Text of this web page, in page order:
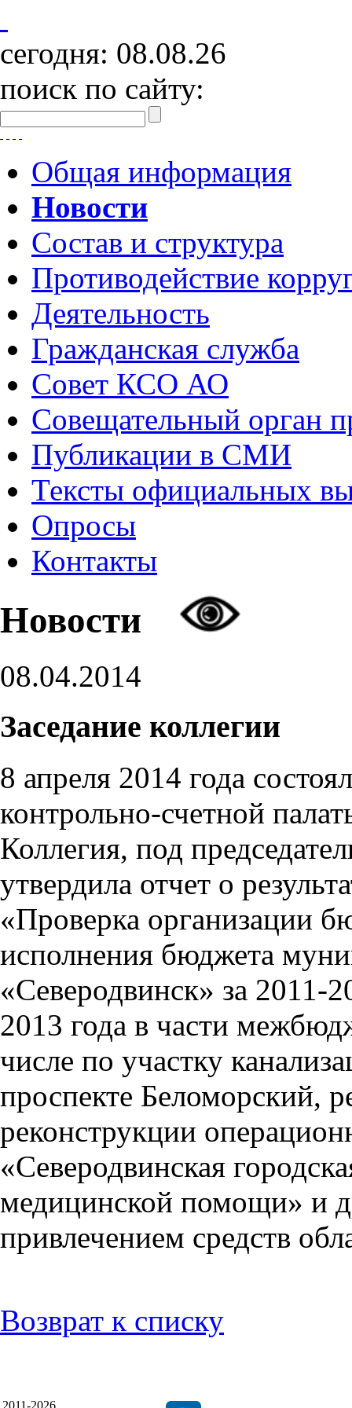
сегодня: 08.08.26
поиск по сайту:
Общая информация
Новости
Состав и структура
Противодействие
Деятельность
Гражданская служба
Совет КСО АО
Совещательный орган
Публикации в СМИ
Тексты официальных
Опросы
Контакты
Новости
08.04.2014
Заседание коллегии
8 апреля 2014 года
контрольно-счетной
Коллегия, под
утвердила отчет о
«Проверка организации
исполнения бюджета
«Северодвинск» за 2011-
2013 года в части
числе по участку
проспекте Беломорский,
реконструкции
«Северодвинская
медицинской помощи» и
привлечением средств
Возврат к списку
2011-2026